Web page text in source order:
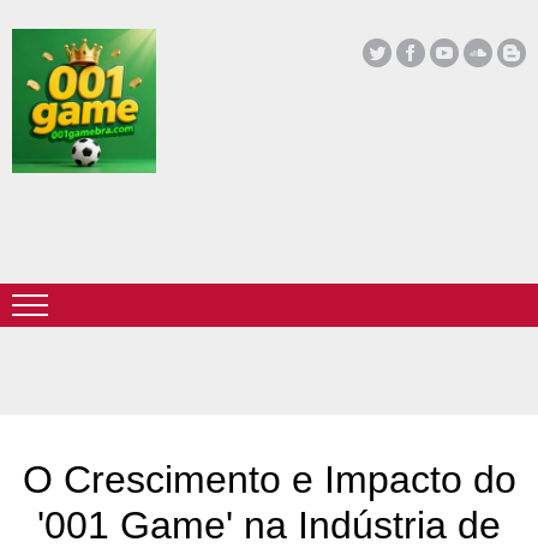
O Crescimento e Impacto do
'001 Game' na Indústria de